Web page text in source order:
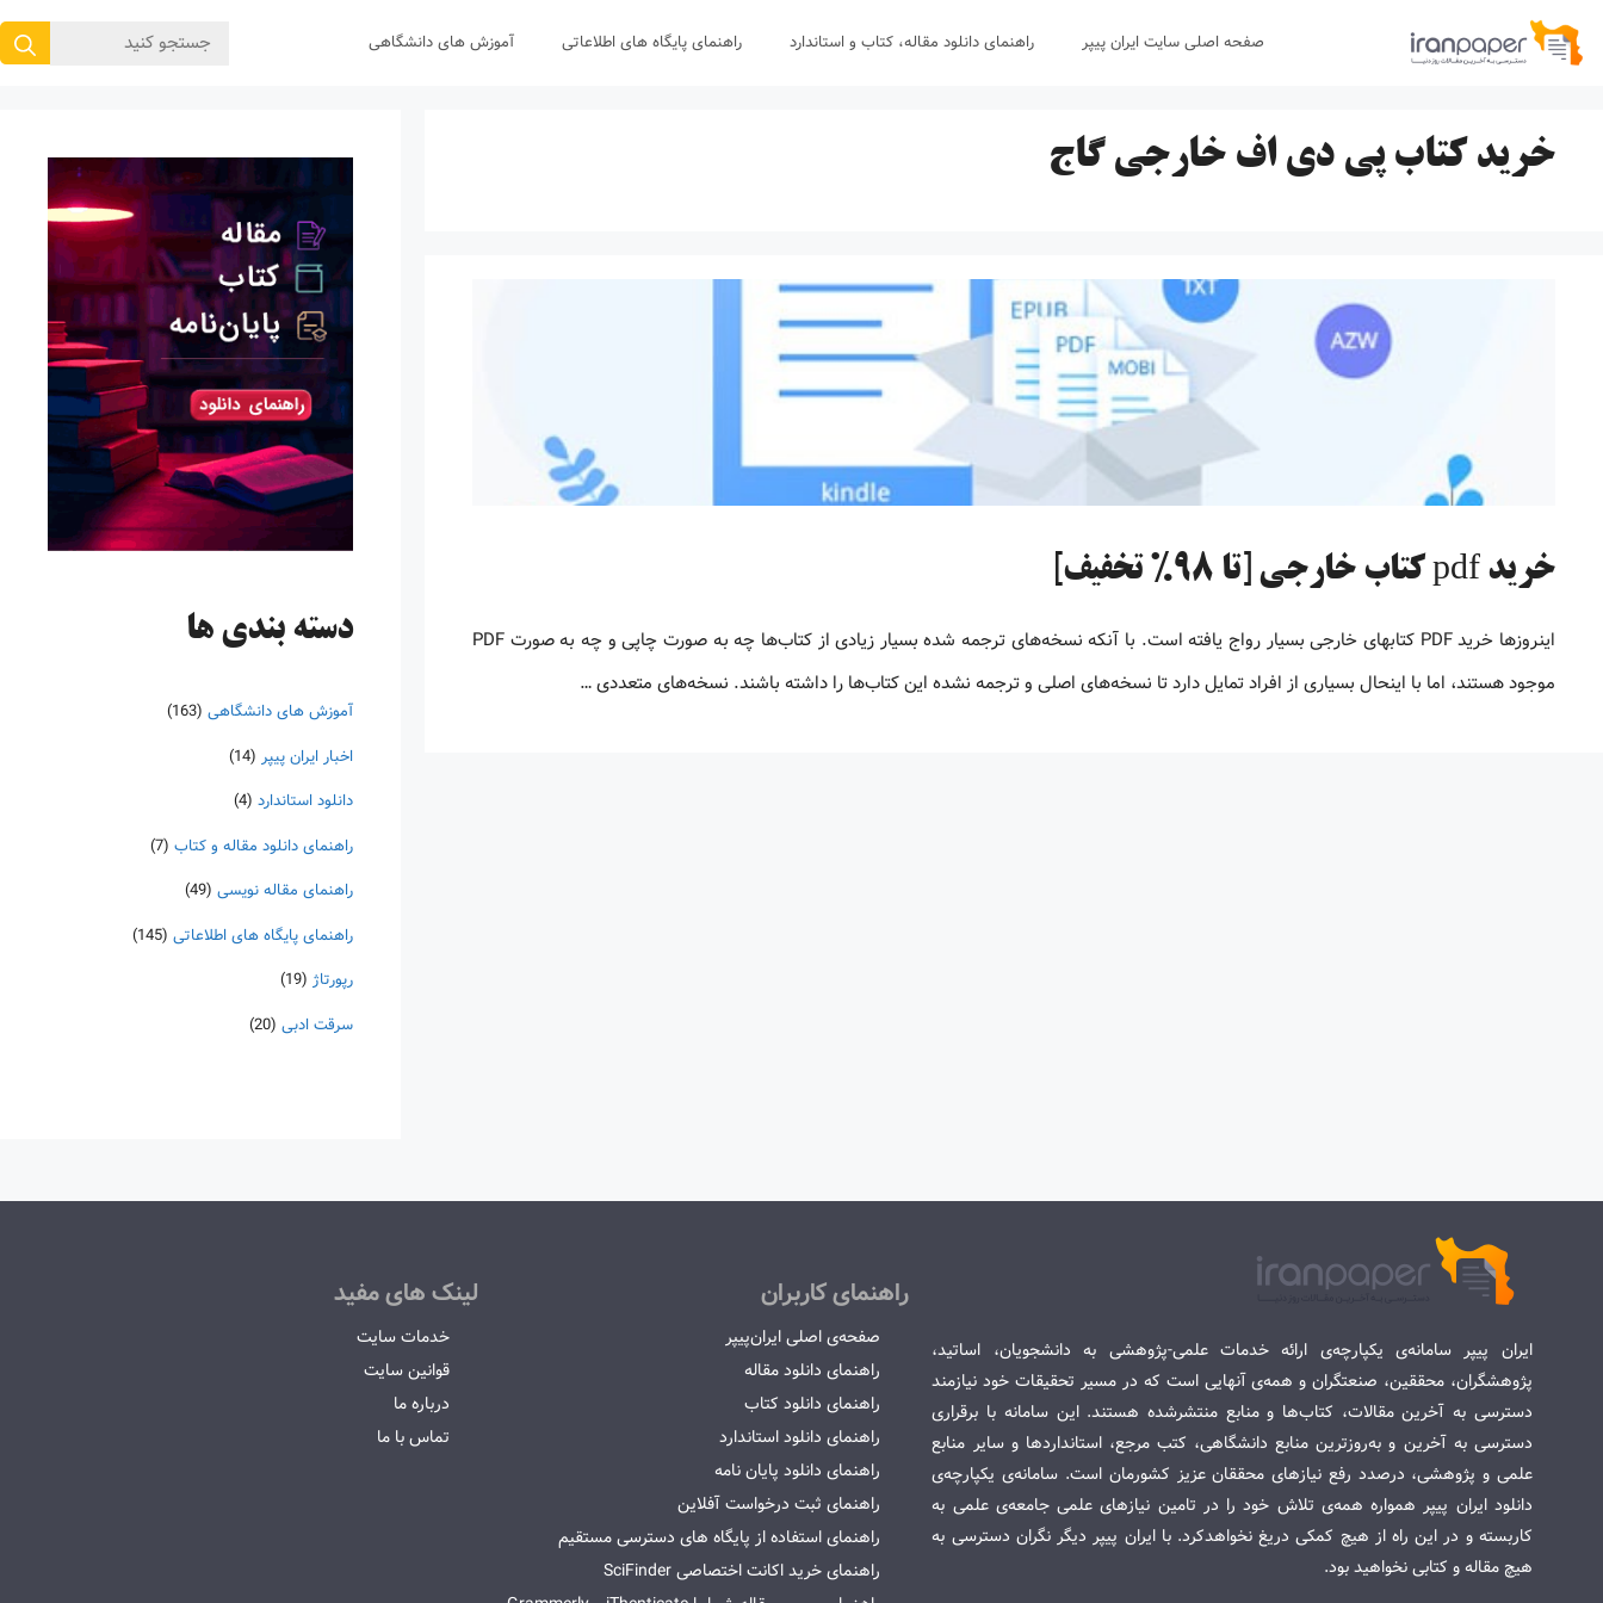
پرش
صفحه اصلی سایت ایران پیپر راهنمای دانلود مقاله، کتاب و استاندارد راهنمای پایگاه های اطلاعاتی آموزش های دانشگاهی
جستجوی
خرید کتاب پی دی اف خارجی گاج
خرید pdf کتاب خارجی [تا 98% تخفیف]
اینروزها خرید PDF کتاب‎های خارجی بسیار رواج یافته است. با آنکه نسخه‌های ترجمه شده بسیار زیادی از کتاب‌ها چه به صورت چاپی و چه به صورت PDF
موجود هستند، اما با اینحال بسیاری از افراد تمایل دارد تا نسخه‌های اصلی و ترجمه نشده این کتاب‌ها را داشته باشند. نسخه‌های متعددی …
دسته‌ بندی ها
آموزش های دانشگاهی (163)
اخبار ایران پیپر (14)
دانلود استاندارد (4)
راهنمای دانلود مقاله و کتاب (7)
راهنمای مقاله نویسی (49)
راهنمای پایگاه های اطلاعاتی (145)
رپورتاژ (19)
سرقت ادبی (20)
ایران پیپر سامانه‌ی یکپارچه‌ی ارائه خدمات علمی-پژوهشی به دانشجویان، اساتید،
پژوهشگران، محققین، صنعتگران و همه‌ی آنهایی است که در مسیر تحقیقات خود نیازمند
دسترسی به آخرین مقالات، کتاب‌ها و منابع منتشرشده هستند. این سامانه با برقراری
دسترسی به آخرین و به‌روزترین منابع دانشگاهی، کتب مرجع، استانداردها و سایر منابع
علمی و پژوهشی، درصدد رفع نیازهای محققان عزیز کشورمان است. سامانه‌ی یکپارچه‌ی
دانلود ایران پیپر همواره همه‌ی تلاش خود را در تامین نیازهای علمی جامعه‌ی علمی به
کاربسته و در این راه از هیچ کمکی دریغ نخواهدکرد. با ایران پیپر دیگر نگران دسترسی به
هیچ مقاله و کتابی نخواهید بود.
راهنمای کاربران
صفحه‌ی اصلی ایران‌پیپر
راهنمای دانلود مقاله
راهنمای دانلود کتاب
راهنمای دانلود استاندارد
راهنمای دانلود پایان نامه
راهنمای ثبت درخواست آفلاین
راهنمای استفاده از پایگاه های دسترسی مستقیم
راهنمای خرید اکانت اختصاصی SciFinder
لینک های مفید
خدمات سایت
قوانین سایت
درباره ما
تماس با ما